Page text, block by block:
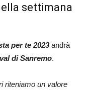
settimana
per te 2023andrà
di Sanremo.
riteniamo un valore